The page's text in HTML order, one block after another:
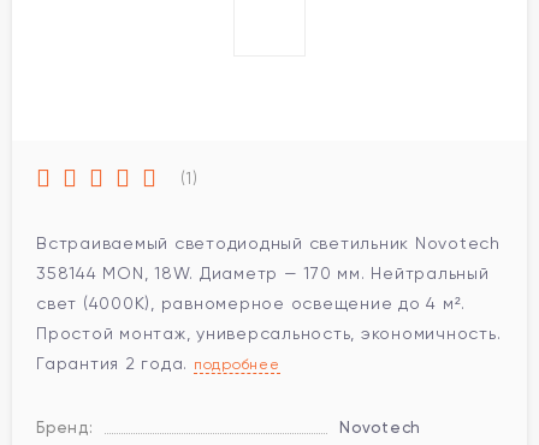
(1)
Встраиваемый светодиодный светильник Novotech
358144 MON, 18W. Диаметр — 170 мм. Нейтральный
свет (4000K), равномерное освещение до 4 м².
Простой монтаж, универсальность, экономичность.
Гарантия 2 года. подробнее
Бренд:
Novotech